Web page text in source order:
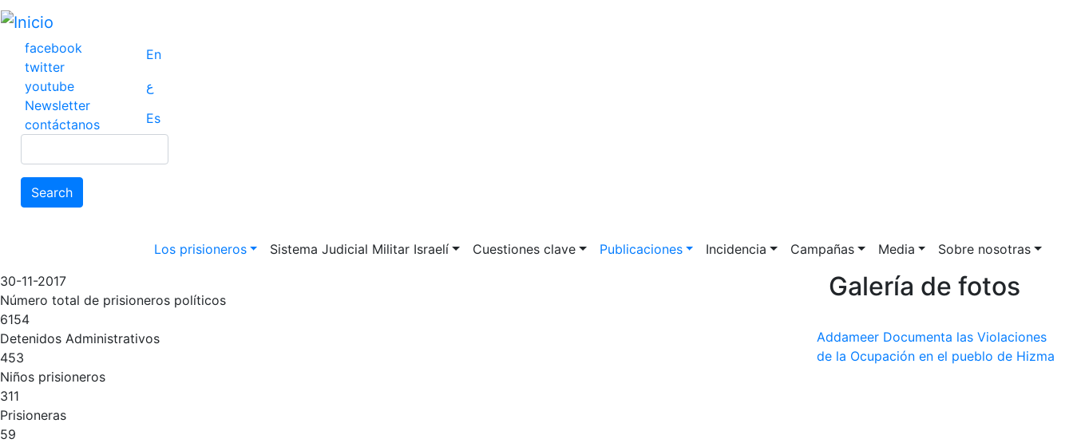
Pasar
contenido
principal
facebook
twitter
youtube
Newsletter
contáctanos
En
ع
Es
Search
Main navigation
Los prisioneros Sistema Judicial Militar Israelí Cuestiones clave Publicaciones Incidencia Campañas Media
Sobre nosotras
30-11-2017
Número total de prisioneros políticos
6154
Detenidos Administrativos
453
Niños prisioneros
311
Prisioneras
59
Galería de fotos
Addameer Documenta las Violaciones
de la Ocupación en el pueblo de Hizma